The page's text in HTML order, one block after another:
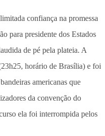
confiança na promessa
para presidente dos Estados
de pé pela plateia. A
horário de Brasília) e foi
americanas que
da convenção do
ela foi interrompida pelos